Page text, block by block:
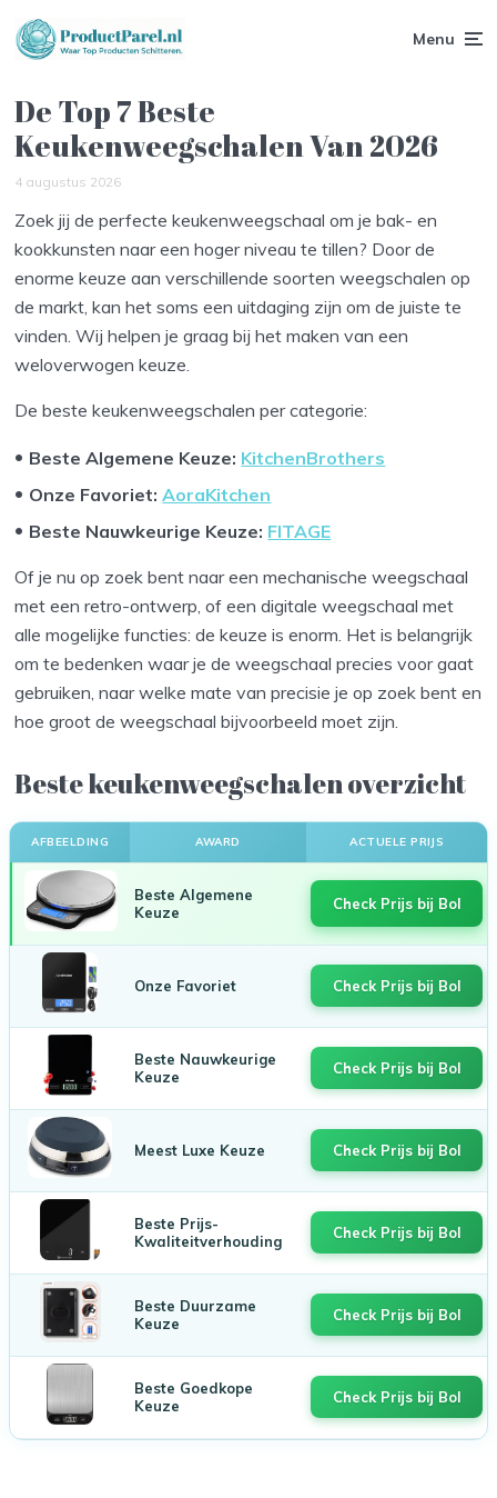
Menu
De Top 7 Beste
Keukenweegschalen Van 2026
4 augustus 2026
Zoek jij de perfecte keukenweegschaal om je bak- en
kookkunsten naar een hoger niveau te tillen? Door de
enorme keuze aan verschillende soorten weegschalen op
de markt, kan het soms een uitdaging zijn om de juiste te
vinden. Wij helpen je graag bij het maken van een
weloverwogen keuze.
De beste keukenweegschalen per categorie:
Beste Algemene Keuze: KitchenBrothers
Onze Favoriet:AoraKitchen
Beste Nauwkeurige Keuze: FITAGE
Of je nu op zoek bent naar een mechanische weegschaal
met een retro-ontwerp, of een digitale weegschaal met
alle mogelijke functies: de keuze is enorm. Het is belangrijk
om te bedenken waar je de weegschaal precies voor gaat
gebruiken, naar welke mate van precisie je op zoek bent en
hoe groot de weegschaal bijvoorbeeld moet zijn.
Beste keukenweegschalen overzicht
AFBEELDING AWARD ACTUELE PRIJS
Beste Algemene
Keuze
Check Prijs bij Bol
Onze Favoriet Check Prijs bij Bol
Beste Nauwkeurige
Keuze
Check Prijs bij Bol
Meest Luxe Keuze Check Prijs bij Bol
Beste Prijs-
Kwaliteitverhouding
Check Prijs bij Bol
Beste Duurzame
Keuze
Check Prijs bij Bol
Beste Goedkope
Keuze
Check Prijs bij Bol